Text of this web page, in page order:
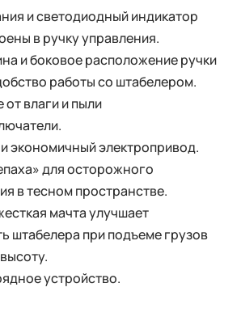
и светодиодный индикатор
в ручку управления.
и боковое расположение ручки
работы со штабелером.
влаги и пыли
экономичный электропривод.
для осторожного
в тесном пространстве.
мачта улучшает
штабелера при подъеме грузов
устройство.